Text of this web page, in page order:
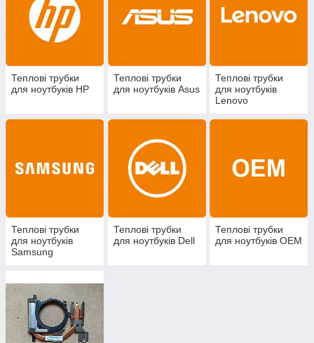
Теплові трубки
для ноутбуків HP
Теплові трубки
для ноутбуків Asus
Теплові трубки
для ноутбуків
Lenovo
Теплові трубки
для ноутбуків
Samsung
Теплові трубки
для ноутбуків Dell
Теплові трубки
для ноутбуків OEM